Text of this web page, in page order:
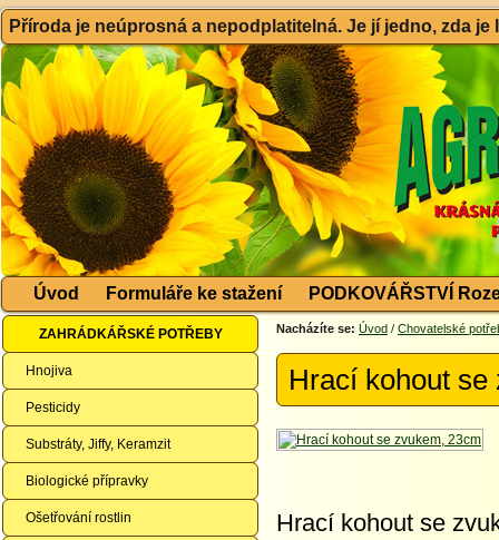
Příroda je neúprosná a nepodplatitelná. Je jí jedno, zda
Úvod Formuláře ke stažení PODKOVÁŘSTVÍ
ZAHRÁDKÁŘSKÉ POTŘEBY
Hnojiva
Pesticidy
Substráty, Jiffy, Keramzit
Biologické přípravky
Ošetřování rostlin
Nacházíte se: Úvod / Chovatelské
Hrací kohout
Hrací kohout se